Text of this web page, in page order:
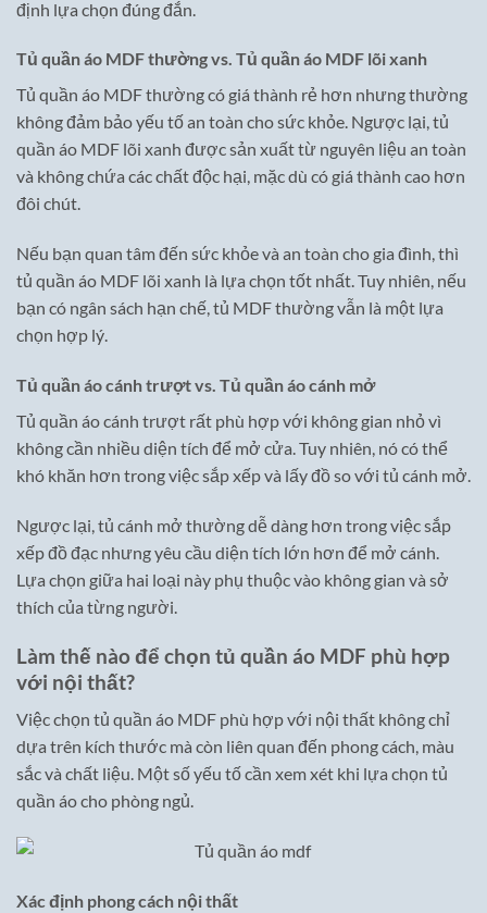
định lựa chọn đúng đắn.
Tủ quần áo MDF thường vs. Tủ quần áo MDF lõi xanh
Tủ quần áo MDF thường có giá thành rẻ hơn nhưng thường
không đảm bảo yếu tố an toàn cho sức khỏe. Ngược lại, tủ
quần áo MDF lõi xanh được sản xuất từ nguyên liệu an toàn
và không chứa các chất độc hại, mặc dù có giá thành cao hơn
đôi chút.
Nếu bạn quan tâm đến sức khỏe và an toàn cho gia đình, thì
tủ quần áo MDF lõi xanh là lựa chọn tốt nhất. Tuy nhiên, nếu
bạn có ngân sách hạn chế, tủ MDF thường vẫn là một lựa
chọn hợp lý.
Tủ quần áo cánh trượt vs. Tủ quần áo cánh mở
Tủ quần áo cánh trượt rất phù hợp với không gian nhỏ vì
không cần nhiều diện tích để mở cửa. Tuy nhiên, nó có thể
khó khăn hơn trong việc sắp xếp và lấy đồ so với tủ cánh mở.
Ngược lại, tủ cánh mở thường dễ dàng hơn trong việc sắp
xếp đồ đạc nhưng yêu cầu diện tích lớn hơn để mở cánh.
Lựa chọn giữa hai loại này phụ thuộc vào không gian và sở
thích của từng người.
Làm thế nào để chọn tủ quần áo MDF phù hợp
với nội thất?
Việc chọn tủ quần áo MDF phù hợp với nội thất không chỉ
dựa trên kích thước mà còn liên quan đến phong cách, màu
sắc và chất liệu. Một số yếu tố cần xem xét khi lựa chọn tủ
quần áo cho phòng ngủ.
Xác định phong cách nội thất